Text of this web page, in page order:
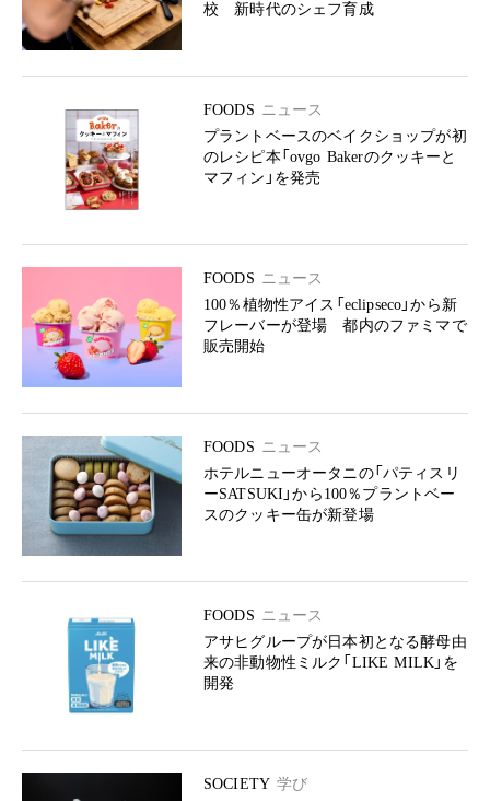
校 新時代のシェフ育成
FOODS ニュース
プラントベースのベイクショップが初
のレシピ本「ovgo Bakerのクッキーと
マフィン」を発売
FOODS ニュース
100％植物性アイス「eclipseco」から新
フレーバーが登場 都内のファミマで
販売開始
FOODS ニュース
ホテルニューオータニの「パティスリ
ーSATSUKI」から100％プラントベー
スのクッキー缶が新登場
FOODS ニュース
アサヒグループが日本初となる酵母由
来の非動物性ミルク「LIKE MILK」を
開発
SOCIETY 学び